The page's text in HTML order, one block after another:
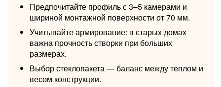
Предпочитайте профиль с 3–5 камерами и
шириной монтажной поверхности от 70 мм.
Учитывайте армирование: в старых домах
важна прочность створки при больших
размерах.
Выбор стеклопакета — баланс между теплом и
весом конструкции.